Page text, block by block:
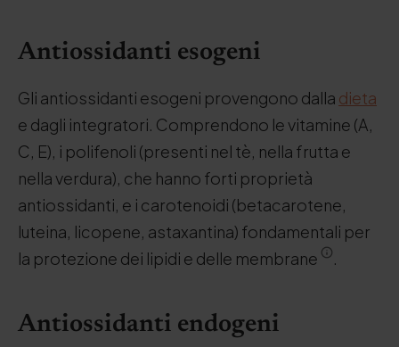
Antiossidanti esogeni
Gli antiossidanti esogeni provengono dalla dieta
e dagli integratori. Comprendono le vitamine (A,
C, E), i polifenoli (presenti nel tè, nella frutta e
nella verdura), che hanno forti proprietà
antiossidanti, e i carotenoidi (betacarotene,
luteina, licopene, astaxantina) fondamentali per
la protezione dei lipidi e delle membrane
.
Antiossidanti endogeni